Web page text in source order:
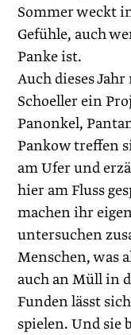
Sommer weckt
Gefühle, auch
Panke ist.
Auch dieses
Schoeller ein
Panonkel,
Pankow treffen
am Ufer und
hier am Fluss
machen ihr
untersuchen
Menschen, was
auch an Müll in
Funden lässt
spielen. Und sie